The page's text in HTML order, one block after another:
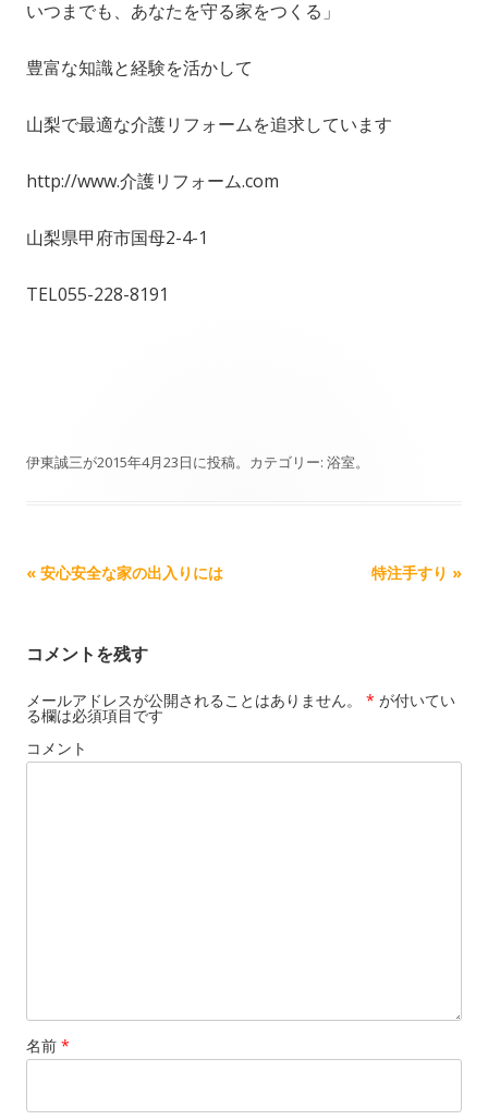
いつまでも、あなたを守る家をつくる」
豊富な知識と経験を活かして
山梨で最適な介護リフォームを追求しています
http://www.介護リフォーム.com
山梨県甲府市国母2-4-1
TEL055-228-8191
伊東誠三が2015年4月23日に投稿。カテゴリー: 浴室。
記事ナビゲーション
« 安心安全な家の出入りには 特注手すり »
コメントを残す
メールアドレスが公開されることはありません。 * が付いてい
る欄は必須項目です
コメント
名前 *